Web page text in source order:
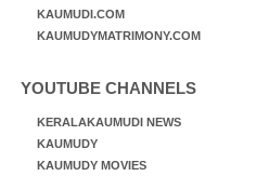
KAUMUDI.COM
KAUMUDYMATRIMONY.COM
YOUTUBE CHANNELS
KERALAKAUMUDI NEWS
KAUMUDY
KAUMUDY MOVIES